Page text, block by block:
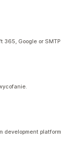
365, Google or SMTP
development platform